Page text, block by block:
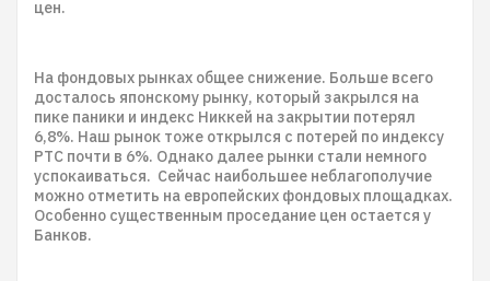
цен.
На фондовых рынках общее снижение. Больше всего
досталось японскому рынку, который закрылся на
пике паники и индекс Никкей на закрытии потерял
6,8%. Наш рынок тоже открылся с потерей по индексу
РТС почти в 6%. Однако далее рынки стали немного
успокаиваться. Сейчас наибольшее неблагополучие
можно отметить на европейских фондовых площадках.
Особенно существенным проседание цен остается у
Банков.